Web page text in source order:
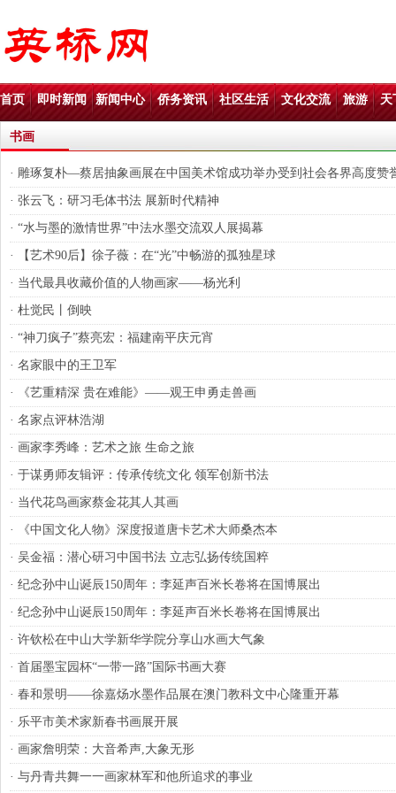
首页 即时新闻 新闻中心 侨务资讯 社区生活 文化交流 旅游 天
书画
· 雕琢复朴—蔡居抽象画展在中国美术馆成功举办受到社会各界高度赞
· 张云飞：研习毛体书法 展新时代精神
· “水与墨的激情世界”中法水墨交流双人展揭幕
· 【艺术90后】徐子薇：在“光”中畅游的孤独星球
· 当代最具收藏价值的人物画家——杨光利
· 杜觉民丨倒映
· “神刀疯子”蔡亮宏：福建南平庆元宵
· 名家眼中的王卫军
· 《艺重精深 贵在难能》——观王申勇走兽画
· 名家点评林浩湖
· 画家李秀峰：艺术之旅 生命之旅
· 于谋勇师友辑评：传承传统文化 领军创新书法
· 当代花鸟画家蔡金花其人其画
· 《中国文化人物》深度报道唐卡艺术大师桑杰本
· 吴金福：潜心研习中国书法 立志弘扬传统国粹
· 纪念孙中山诞辰150周年：李延声百米长卷将在国博展出
· 纪念孙中山诞辰150周年：李延声百米长卷将在国博展出
· 许钦松在中山大学新华学院分享山水画大气象
· 首届墨宝园杯“一带一路”国际书画大赛
· 春和景明——徐嘉炀水墨作品展在澳门教科文中心隆重开幕
· 乐平市美术家新春书画展开展
· 画家詹明荣：大音希声,大象无形
· 与丹青共舞一一画家林军和他所追求的事业